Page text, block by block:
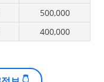
500,000
400,000